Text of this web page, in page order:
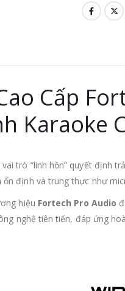
Cấp
Karaoke
trò “linh hồn” quyết định
định và trung thực như
hiệu Fortech Pro Audio
nghệ tiên tiến, đáp ứng